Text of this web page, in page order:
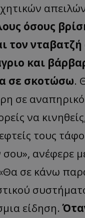
όσους
τον
και
σε σκοτώσω.
σε αναπηρικό
να
τους
ανέφερε
σε κάνω
είδηση.